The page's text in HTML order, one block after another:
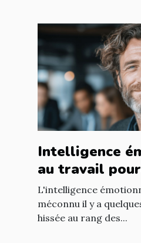
Intelligence
au travail
un atout pour
RH
L'intelligence
méconnu il y a
hissée au rang des...